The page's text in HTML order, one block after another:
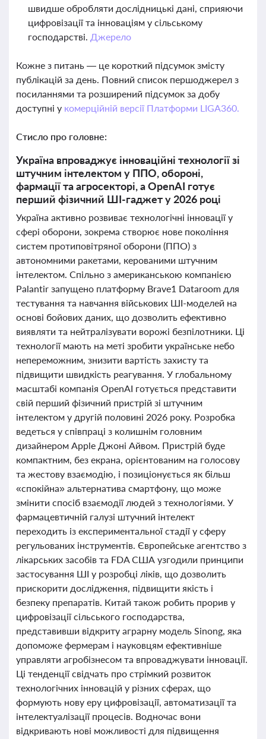
швидше обробляти дослідницькі дані, сприяючи
цифровізації та інноваціям у сільському
господарстві. Джерело
Кожне з питань — це короткий підсумок змісту
публікацій за день. Повний список першоджерел з
посиланнями та розширений підсумок за добу
доступні у комерційній версії Платформи LIGA360.
Стисло про головне:
Україна впроваджує інноваційні технології зі
штучним інтелектом у ППО, обороні,
фармації та агросекторі, а OpenAI готує
перший фізичний ШІ-гаджет у 2026 році
Україна активно розвиває технологічні інновації у
сфері оборони, зокрема створює нове покоління
систем протиповітряної оборони (ППО) з
автономними ракетами, керованими штучним
інтелектом. Спільно з американською компанією
Palantir запущено платформу Brave1 Dataroom для
тестування та навчання військових ШІ-моделей на
основі бойових даних, що дозволить ефективно
виявляти та нейтралізувати ворожі безпілотники. Ці
технології мають на меті зробити українське небо
непереможним, знизити вартість захисту та
підвищити швидкість реагування. У глобальному
масштабі компанія OpenAI готується представити
свій перший фізичний пристрій зі штучним
інтелектом у другій половині 2026 року. Розробка
ведеться у співпраці з колишнім головним
дизайнером Apple Джоні Айвом. Пристрій буде
компактним, без екрана, орієнтованим на голосову
та жестову взаємодію, і позиціонується як більш
«спокійна» альтернатива смартфону, що може
змінити спосіб взаємодії людей з технологіями. У
фармацевтичній галузі штучний інтелект
переходить із експериментальної стадії у сферу
регульованих інструментів. Європейське агентство з
лікарських засобів та FDA США узгодили принципи
застосування ШІ у розробці ліків, що дозволить
прискорити дослідження, підвищити якість і
безпеку препаратів. Китай також робить прорив у
цифровізації сільського господарства,
представивши відкриту аграрну модель Sinong, яка
допоможе фермерам і науковцям ефективніше
управляти агробізнесом та впроваджувати інновації.
Ці тенденції свідчать про стрімкий розвиток
технологічних інновацій у різних сферах, що
формують нову еру цифровізації, автоматизації та
інтелектуалізації процесів. Водночас вони
відкривають нові можливості для підвищення